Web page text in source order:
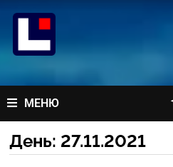
содержимому
МЕНЮ
День: 27.11.2021